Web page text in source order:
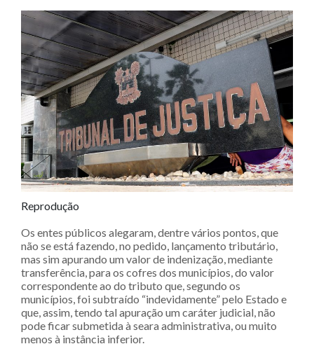
Reprodução
Os entes públicos alegaram, dentre vários pontos, que
não se está fazendo, no pedido, lançamento tributário,
mas sim apurando um valor de indenização, mediante
transferência, para os cofres dos municípios, do valor
correspondente ao do tributo que, segundo os
municípios, foi subtraído “indevidamente” pelo Estado e
que, assim, tendo tal apuração um caráter judicial, não
pode ficar submetida à seara administrativa, ou muito
menos à instância inferior.